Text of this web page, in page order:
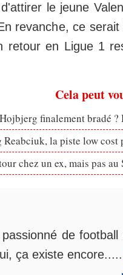
le jeune
revanche, ce
retour en Ligue 1
Cela peut
finalement bradé ?
la piste low
chez un ex, mais pas au
de
ça existe